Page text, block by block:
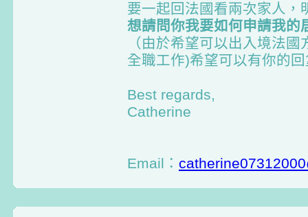
要一起回法國看兩次家人，
想請問你我要如何申請我的
（由於希望可以出入境法
全職工作)希望可以有你的
Best regards,
Catherine
Email：